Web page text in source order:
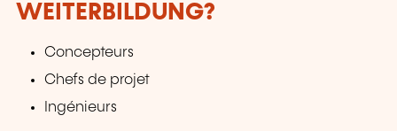
WEITERBILDUNG?
Concepteurs
Chefs de projet
Ingénieurs